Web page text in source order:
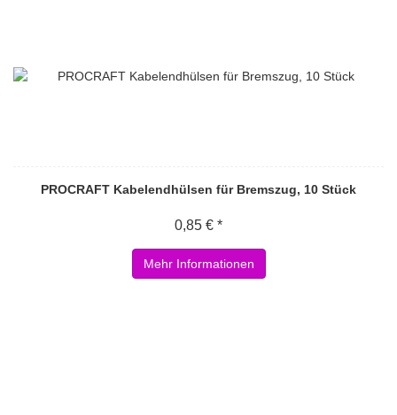
PROCRAFT Kabelendhülsen für Bremszug, 10 Stück
0,85 € *
Mehr Informationen